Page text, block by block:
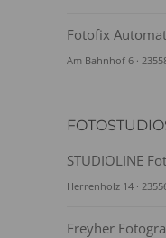
Fotofix
Am Bahnhof 6 ·
STUDIOLINE
Herrenholz 14 ·
Freyher